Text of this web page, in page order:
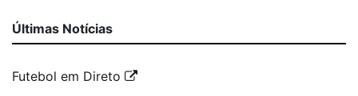
Últimas Notícias
Futebol em Direto